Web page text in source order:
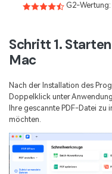
G2-Wertung:
Schritt 1.
Mac
Nach der Installation des
Doppelklick unter
Ihre gescannte PDF-Datei
möchten.